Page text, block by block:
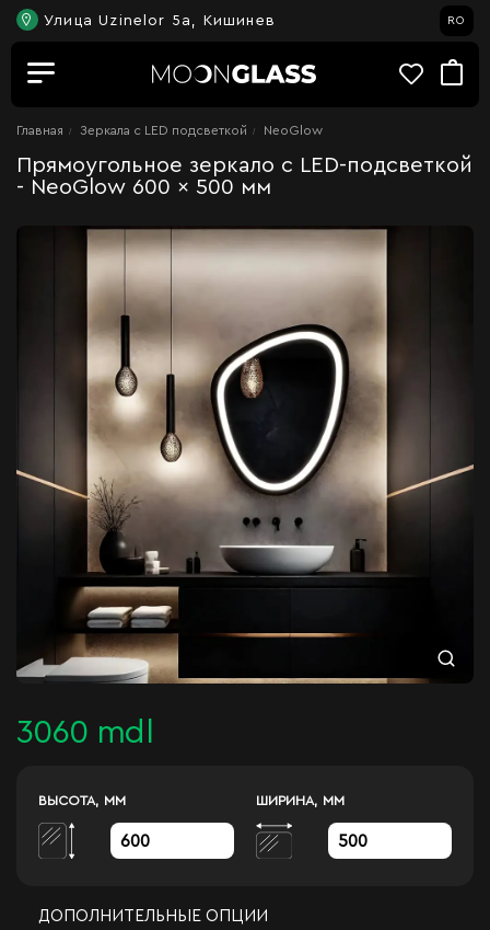
Улица Uzinelor 5a, Кишинев RO
Главная Зеркала c LED подсветкой NeoGlow
Прямоугольное зеркало с LED-подсветкой
- NeoGlow 600 x 500 мм
3060 mdl
ВЫСОТА, ММ ШИРИНА, ММ
ДОПОЛНИТЕЛЬНЫЕ ОПЦИИ